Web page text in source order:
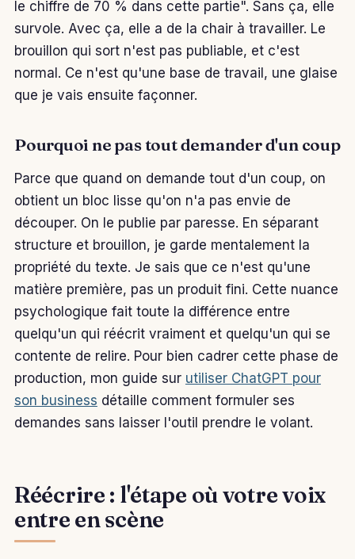
le chiffre de 70 % dans cette partie". Sans ça, elle
survole. Avec ça, elle a de la chair à travailler. Le
brouillon qui sort n'est pas publiable, et c'est
normal. Ce n'est qu'une base de travail, une glaise
que je vais ensuite façonner.
Pourquoi ne pas tout demander d'un coup
Parce que quand on demande tout d'un coup, on
obtient un bloc lisse qu'on n'a pas envie de
découper. On le publie par paresse. En séparant
structure et brouillon, je garde mentalement la
propriété du texte. Je sais que ce n'est qu'une
matière première, pas un produit fini. Cette nuance
psychologique fait toute la différence entre
quelqu'un qui réécrit vraiment et quelqu'un qui se
contente de relire. Pour bien cadrer cette phase de
production, mon guide sur utiliser ChatGPT pour
son business détaille comment formuler ses
demandes sans laisser l'outil prendre le volant.
Réécrire : l'étape où votre voix
entre en scène